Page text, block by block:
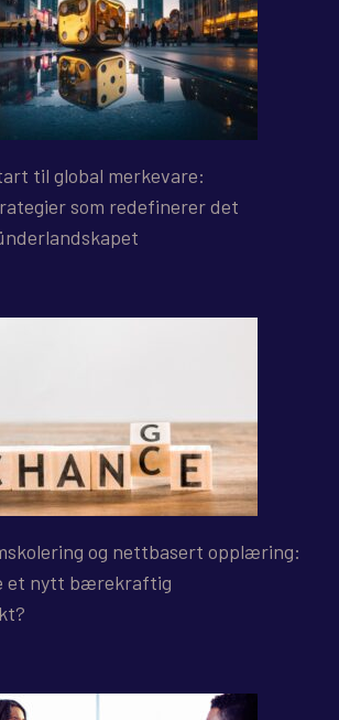
til global merkevare:
som redefinerer det
og nettbasert opplæring:
et nytt bærekraftig